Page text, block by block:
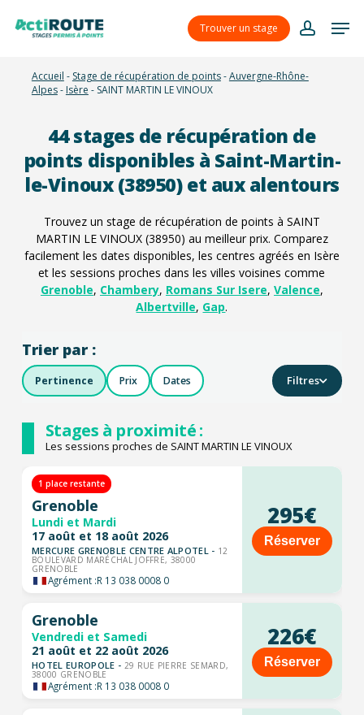
Trouver un stage
account
Accueil - Stage de récupération de points-Auvergne-Rhône-
Alpes- Isère - SAINT MARTIN LE VINOUX
44stages de récupération de
points disponibles à Saint-Martin-
le-Vinoux (38950) et aux alentours
Trouvez un stage de récupération de points à SAINT
MARTIN LE VINOUX (38950) au meilleur prix. Comparez
facilement les dates disponibles, les centres agréés en Isère
et les sessions proches dans les villes voisines comme
Grenoble, Chambery, Romans Sur Isere, Valence,
Albertville, Gap.
Trier par :
Pertinence Prix Dates Filtres
Stages à proximité :
Les sessions proches de SAINT MARTIN LE VINOUX
1 place restante
Grenoble
Lundi et Mardi
17 août et 18 août 2026
MERCURE GRENOBLE CENTRE ALPOTEL - 12
BOULEVARD MARÉCHAL JOFFRE, 38000
GRENOBLE
Agrément :R 13 038 0008 0
295€
Réserver
Grenoble
Vendredi et Samedi
21 août et 22 août 2026
HOTEL EUROPOLE - 29 RUE PIERRE SEMARD,
38000 GRENOBLE
Agrément :R 13 038 0008 0
226€
Réserver